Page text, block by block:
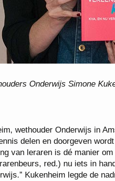
Onderwijs Simone
wethouder Onderwijs in
delen en doorgeven
van leraren is dé manier
red.) nu iets in
Kukenheim legde de